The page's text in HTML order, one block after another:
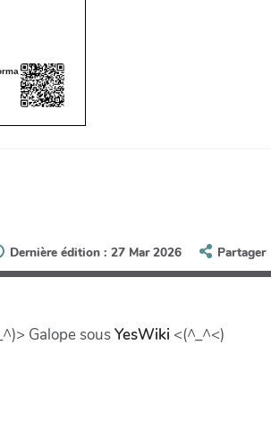
Dernière édition : 27 Mar 2026 Partager
Galope sousYesWiki <(^_^<)